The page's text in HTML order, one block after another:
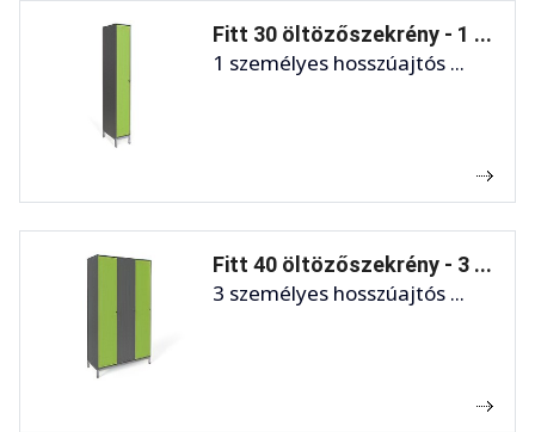
Fitt 30 öltözőszekrény - 1 ...
1 személyes hosszúajtós ...
Fitt 40 öltözőszekrény - 3 ...
3 személyes hosszúajtós ...